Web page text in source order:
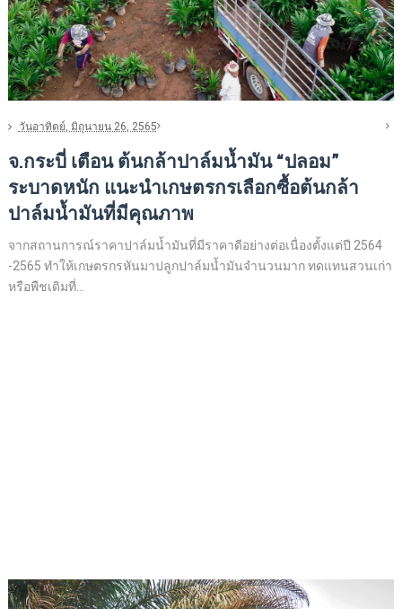
วันอาทิตย์, มิถุนายน 26, 2565
จ.กระบี่ เตือน ต้นกล้าปาล์มน้ำมัน “ปลอม”
ระบาดหนัก แนะนำเกษตรกรเลือกซื้อต้นกล้า
ปาล์มน้ำมันที่มีคุณภาพ
จากสถานการณ์ราคาปาล์มน้ำมันที่มีราคาดีอย่างต่อเนื่องตั้งแต่ปี 2564
-2565 ทำให้เกษตรกรหันมาปลูกปาล์มน้ำมันจำนวนมาก ทดแทนสวนเก่า
หรือพืชเดิมที่...